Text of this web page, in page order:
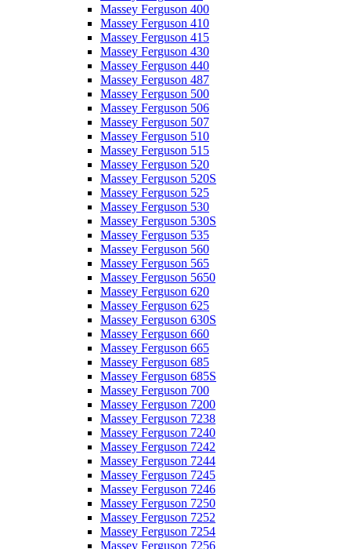
Massey Ferguson 400
Massey Ferguson 410
Massey Ferguson 415
Massey Ferguson 430
Massey Ferguson 440
Massey Ferguson 487
Massey Ferguson 500
Massey Ferguson 506
Massey Ferguson 507
Massey Ferguson 510
Massey Ferguson 515
Massey Ferguson 520
Massey Ferguson 520S
Massey Ferguson 525
Massey Ferguson 530
Massey Ferguson 530S
Massey Ferguson 535
Massey Ferguson 560
Massey Ferguson 565
Massey Ferguson 5650
Massey Ferguson 620
Massey Ferguson 625
Massey Ferguson 630S
Massey Ferguson 660
Massey Ferguson 665
Massey Ferguson 685
Massey Ferguson 685S
Massey Ferguson 700
Massey Ferguson 7200
Massey Ferguson 7238
Massey Ferguson 7240
Massey Ferguson 7242
Massey Ferguson 7244
Massey Ferguson 7245
Massey Ferguson 7246
Massey Ferguson 7250
Massey Ferguson 7252
Massey Ferguson 7254
Massey Ferguson 7256